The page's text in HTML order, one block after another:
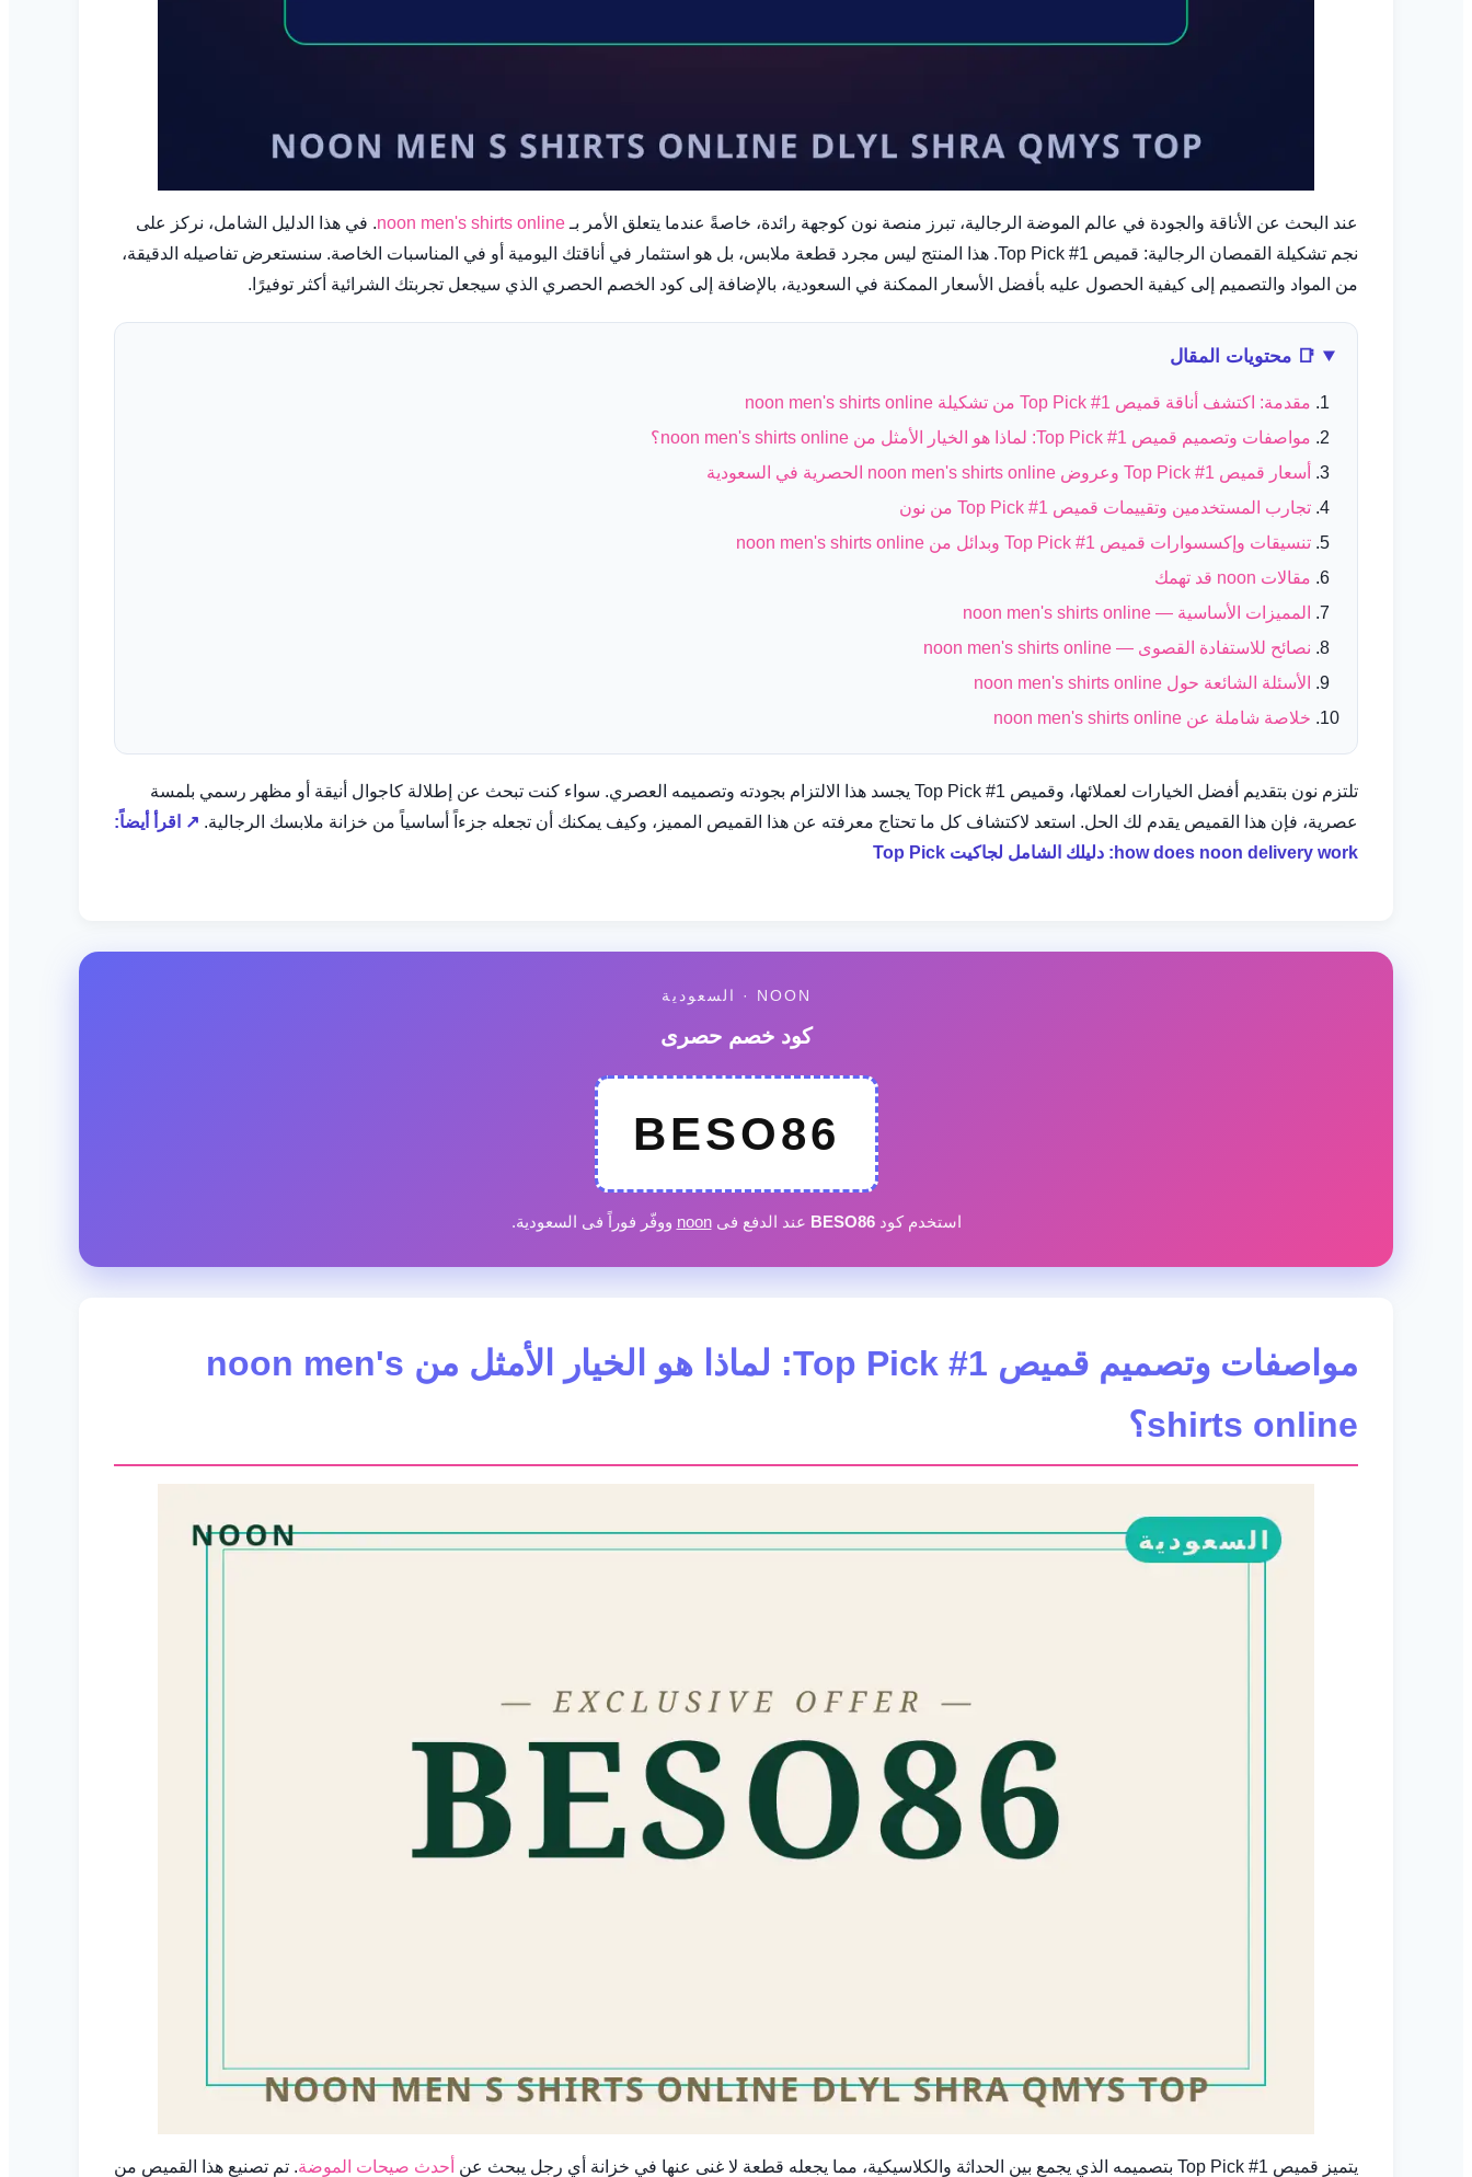
عند البحث عن الأناقة والجودة في عالم الموضة الرجالية، تبرز منصة نون كوجهة رائدة، خاصةً عندما يتعلق الأمر بـ noon men's shirts online. في هذا الدليل الشامل، نركز على
نجم تشكيلة القمصان الرجالية: قميص Top Pick #1. هذا المنتج ليس مجرد قطعة ملابس، بل هو استثمار في أناقتك اليومية أو في المناسبات الخاصة. سنستعرض تفاصيله الدقيقة،
من المواد والتصميم إلى كيفية الحصول عليه بأفضل الأسعار الممكنة في السعودية، بالإضافة إلى كود الخصم الحصري الذي سيجعل تجربتك الشرائية أكثر توفيرًا.
📑 محتويات المقال
مقدمة: اكتشف أناقة قميص Top Pick #1 من تشكيلة noon men's shirts online
مواصفات وتصميم قميص Top Pick #1: لماذا هو الخيار الأمثل من noon men's shirts online؟
أسعار قميص Top Pick #1 وعروض noon men's shirts online الحصرية في السعودية
تجارب المستخدمين وتقييمات قميص Top Pick #1 من نون
تنسيقات وإكسسوارات قميص Top Pick #1 وبدائل من noon men's shirts online
مقالات noon قد تهمك
المميزات الأساسية — noon men's shirts online
نصائح للاستفادة القصوى — noon men's shirts online
الأسئلة الشائعة حول noon men's shirts online
خلاصة شاملة عن noon men's shirts online
تلتزم نون بتقديم أفضل الخيارات لعملائها، وقميص Top Pick #1 يجسد هذا الالتزام بجودته وتصميمه العصري. سواء كنت تبحث عن إطلالة كاجوال أنيقة أو مظهر رسمي بلمسة
عصرية، فإن هذا القميص يقدم لك الحل. استعد لاكتشاف كل ما تحتاج معرفته عن هذا القميص المميز، وكيف يمكنك أن تجعله جزءاً أساسياً من خزانة ملابسك الرجالية. ↗ اقرأ أيضاً:
how does noon delivery work: دليلك الشامل لجاكيت Top Pick
NOON · السعودية
كود خصم حصرى
BESO86
استخدم كودBESO86 عند الدفع فىnoon ووفّر فوراً فى السعودية.
مواصفات وتصميم قميص Top Pick #1: لماذا هو الخيار الأمثل من noon men's
shirts online؟
يتميز قميص Top Pick #1 بتصميمه الذي يجمع بين الحداثة والكلاسيكية، مما يجعله قطعة لا غنى عنها في خزانة أي رجل يبحث عن أحدث صيحات الموضة. تم تصنيع هذا القميص من